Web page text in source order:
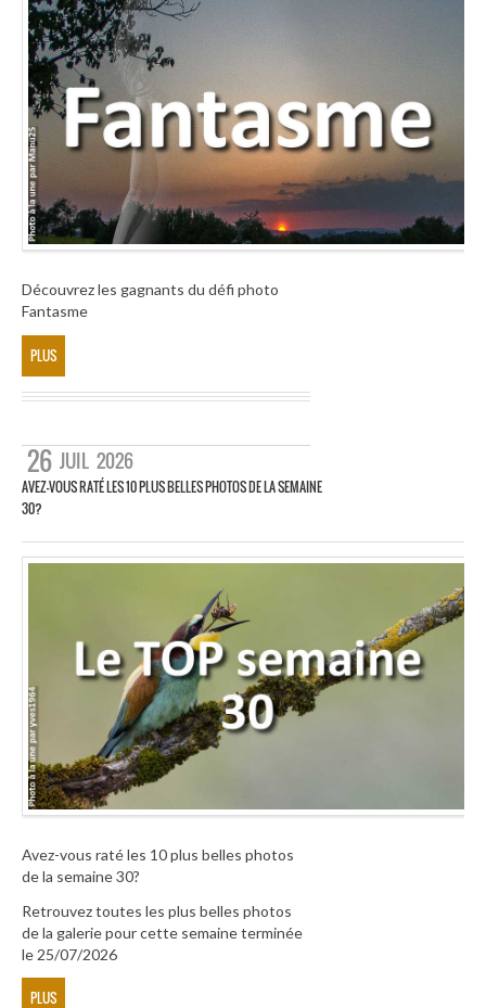
Découvrez les gagnants du défi photo
Fantasme
PLUS
26 JUIL 2026
AVEZ-VOUS RATÉ LES 10 PLUS BELLES PHOTOS DE LA SEMAINE
30?
Avez-vous raté les 10 plus belles photos
de la semaine 30?
Retrouvez toutes les plus belles photos
de la galerie pour cette semaine terminée
le 25/07/2026
PLUS